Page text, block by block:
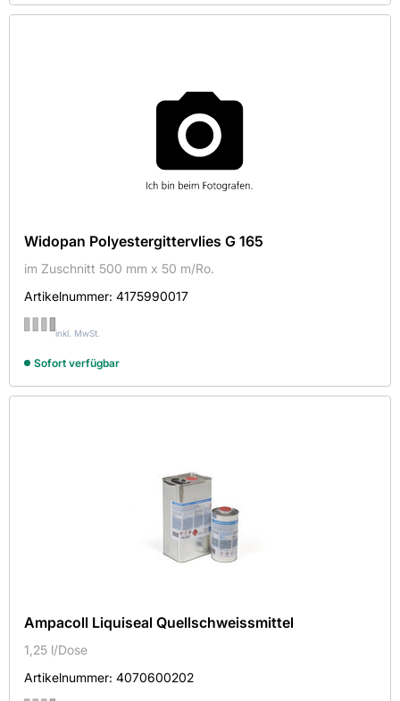
Widopan Polyestergittervlies G 165
im Zuschnitt 500 mm x 50 m/Ro.
Artikelnummer: 4175990017
inkl. MwSt.
Sofort verfügbar
Ampacoll Liquiseal Quellschweissmittel
1,25 l/Dose
Artikelnummer: 4070600202